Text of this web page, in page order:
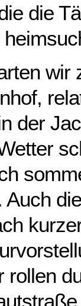
die
wir
der